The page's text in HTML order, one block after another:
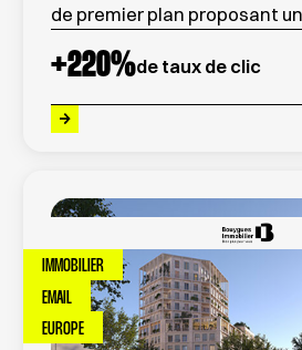
de premier plan proposant
confort, service de qualité et
+220%de taux de clic
IMMOBILIER
EMAIL
EUROPE